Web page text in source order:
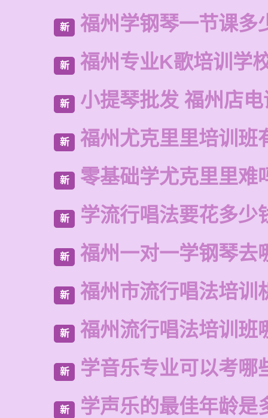
新 福州学钢琴一节课多
新 福州专业K歌培训学
新 小提琴批发 福州店
新 福州尤克里里培训班
新 零基础学尤克里里难
新 学流行唱法要花多少
新 福州一对一学钢琴去
新 福州市流行唱法培训
新 福州流行唱法培训班
新 学音乐专业可以考哪
新 学声乐的最佳年龄是